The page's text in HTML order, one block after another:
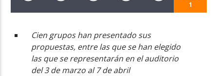
Radio AMGu
1
Cien grupos han presentado sus
propuestas, entre las que se han elegido
las que se representarán en el auditorio
del 3 de marzo al 7 de abril